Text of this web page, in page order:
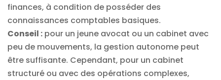
finances, à condition de posséder des
connaissances comptables basiques.
Conseil : pour un jeune avocat ou un cabinet avec
peu de mouvements, la gestion autonome peut
être suffisante. Cependant, pour un cabinet
structuré ou avec des opérations complexes,